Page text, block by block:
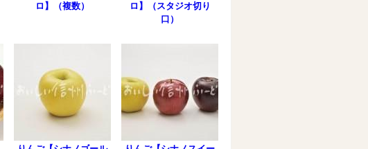
ロ】（複数）
ロ】（スタジオ切り
口）